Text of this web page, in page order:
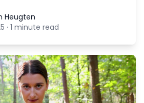
Heugten
· 1 minute read